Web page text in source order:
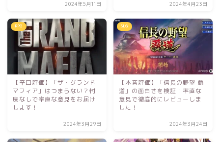
2024年5月11日 2024年4月23日
RPG
【辛口評価】「ザ・グランド
マフィア」はつまらない？忖
度なしで率直な意見をお届け
します！
2024年3月29日
SLG
【本音評価】「信長の野望 覇
道」の面白さを検証！率直な
意見で徹底的にレビューしま
した！
2024年3月24日